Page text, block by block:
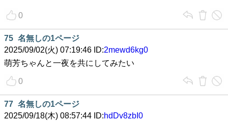
0
75 名無しの1ページ
2025/09/02(火) 07:19:46 ID:2mewd6kg0
萌芳ちゃんと一夜を共にしてみたい
0
77 名無しの1ページ
2025/09/18(木) 08:57:44 ID:hdDv8zbI0